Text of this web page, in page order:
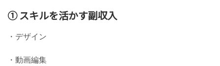
① スキルを活かす副収入
・デザイン
・動画編集